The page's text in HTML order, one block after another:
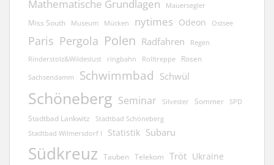
Mathematische Grundlagen Mauersegler
Miss South Museum Mücken nytimes Odeon Ostsee
Paris Pergola Polen Radfahren Regen
Rinderstolz&Wildeslust ringbahn Rolltreppe Rosen
Sachsendamm Schwimmbad Schwül
Schöneberg Seminar Silvester Sommer SPD
Stadtbad Lankwitz Stadtbad Schöneberg
Stadtbad Wilmersdorf I Statistik Subaru
Südkreuz Tauben Telekom Tröt Ukraine